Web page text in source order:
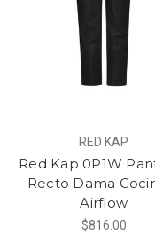
RED KAP
Red Kap 0P1W
Recto Dama
Airflow
$816.00